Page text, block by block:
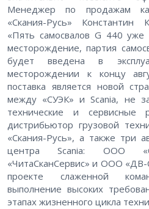
Менеджер по продажам
«Скания-Русь» Константин
«Пять самосвалов G 440 уже
месторождение, партия
будет введена в
месторождении к концу
поставка является новой
между «СУЭК» и Scania, не
технические и сервисные
дистрибьютор грузовой
«Скания-Русь», а также три
центра Scania: ООО
«ЧитаСканСервис» и ООО «ДВ-
проекте слаженной
выполнение высоких
этапах жизненного цикла